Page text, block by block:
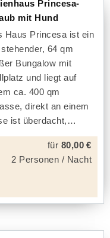
Princesa-
mit Hund
Haus Princesa ist ein
64 qm
Bungalow mit
und liegt auf
ca. 400 qm
direkt an einem
ist überdacht,
für 80,00 €
2 Personen / Nacht